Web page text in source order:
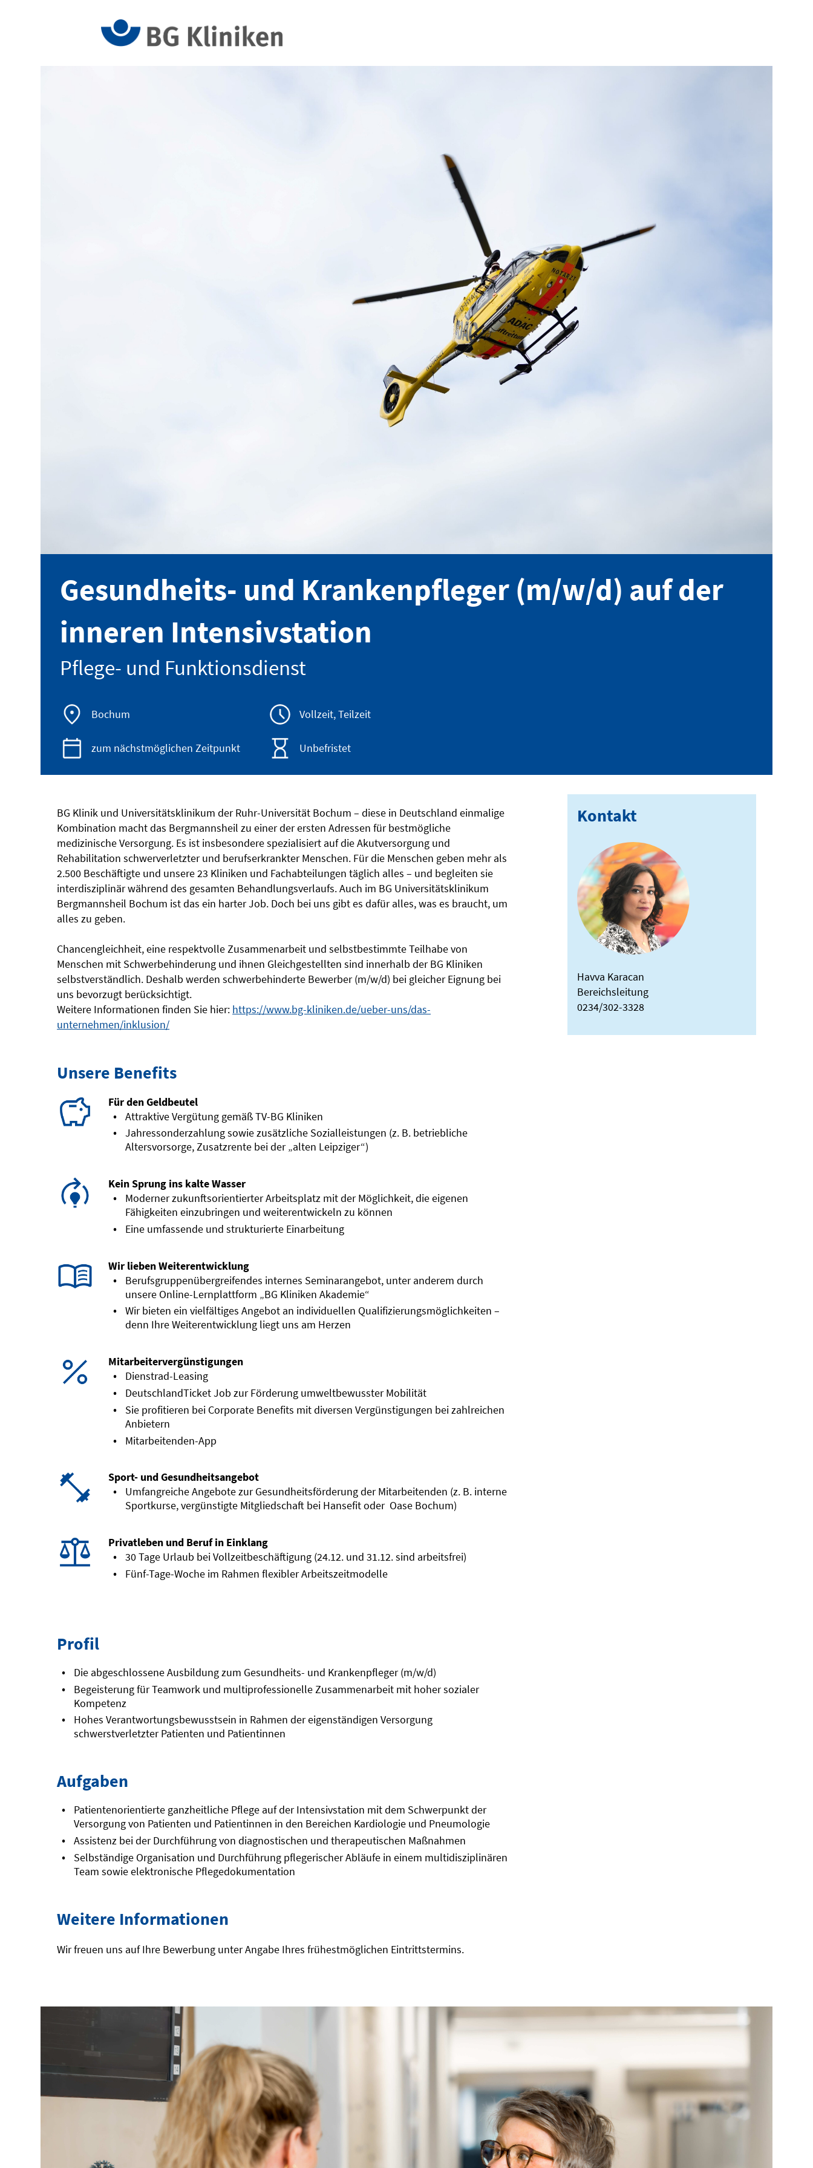
Gesundheits- und Krankenpfleger (m/w/d) auf der
inneren Intensivstation
Pflege- und Funktionsdienst
Bochum Vollzeit, Teilzeit
zum nächstmöglichen Zeitpunkt Unbefristet
BG Klinik und Universitätsklinikum der Ruhr-Universität Bochum – diese in Deutschland einmalige
Kombination macht das Bergmannsheil zu einer der ersten Adressen für bestmögliche
medizinische Versorgung. Es ist insbesondere spezialisiert auf die Akutversorgung und
Rehabilitation schwerverletzter und berufserkrankter Menschen. Für die Menschen geben mehr als
2.500 Beschäftigte und unsere 23 Kliniken und Fachabteilungen täglich alles – und begleiten sie
interdisziplinär während des gesamten Behandlungsverlaufs. Auch im BG Universitätsklinikum
Bergmannsheil Bochum ist das ein harter Job. Doch bei uns gibt es dafür alles, was es braucht, um
alles zu geben.
Chancengleichheit, eine respektvolle Zusammenarbeit und selbstbestimmte Teilhabe von
Menschen mit Schwerbehinderung und ihnen Gleichgestellten sind innerhalb der BG Kliniken
selbstverständlich. Deshalb werden schwerbehinderte Bewerber (m/w/d) bei gleicher Eignung bei
uns bevorzugt berücksichtigt.
Weitere Informationen finden Sie hier: https://www.bg-kliniken.de/ueber-uns/das-
unternehmen/inklusion/
Unsere Benefits
Für den Geldbeutel
Attraktive Vergütung gemäß TV-BG Kliniken
Jahressonderzahlung sowie zusätzliche Sozialleistungen (z. B. betriebliche
Altersvorsorge, Zusatzrente bei der „alten Leipziger“)
Kein Sprung ins kalte Wasser
Moderner zukunftsorientierter Arbeitsplatz mit der Möglichkeit, die eigenen
Fähigkeiten einzubringen und weiterentwickeln zu können
Eine umfassende und strukturierte Einarbeitung
Wir lieben Weiterentwicklung
Berufsgruppenübergreifendes internes Seminarangebot, unter anderem durch
unsere Online-Lernplattform „BG Kliniken Akademie“
Wir bieten ein vielfältiges Angebot an individuellen Qualifizierungsmöglichkeiten –
denn Ihre Weiterentwicklung liegt uns am Herzen
Mitarbeitervergünstigungen
Dienstrad-Leasing
DeutschlandTicket Job zur Förderung umweltbewusster Mobilität
Sie profitieren bei Corporate Benefits mit diversen Vergünstigungen bei zahlreichen
Anbietern
Mitarbeitenden-App
Sport- und Gesundheitsangebot
Umfangreiche Angebote zur Gesundheitsförderung der Mitarbeitenden (z. B. interne
Sportkurse, vergünstigte Mitgliedschaft bei Hansefit oder Oase Bochum)
Privatleben und Beruf in Einklang
30 Tage Urlaub bei Vollzeitbeschäftigung (24.12. und 31.12. sind arbeitsfrei)
Fünf-Tage-Woche im Rahmen flexibler Arbeitszeitmodelle
Profil
Die abgeschlossene Ausbildung zum Gesundheits- und Krankenpfleger (m/w/d)
Begeisterung für Teamwork und multiprofessionelle Zusammenarbeit mit hoher sozialer
Kompetenz
Hohes Verantwortungsbewusstsein in Rahmen der eigenständigen Versorgung
schwerstverletzter Patienten und Patientinnen
Aufgaben
Patientenorientierte ganzheitliche Pflege auf der Intensivstation mit dem Schwerpunkt der
Versorgung von Patienten und Patientinnen in den Bereichen Kardiologie und Pneumologie
Assistenz bei der Durchführung von diagnostischen und therapeutischen Maßnahmen
Selbständige Organisation und Durchführung pflegerischer Abläufe in einem multidisziplinären
Team sowie elektronische Pflegedokumentation
Weitere Informationen
Wir freuen uns auf Ihre Bewerbung unter Angabe Ihres frühestmöglichen Eintrittstermins.
Kontakt
Havva Karacan
Bereichsleitung
0234/302-3328